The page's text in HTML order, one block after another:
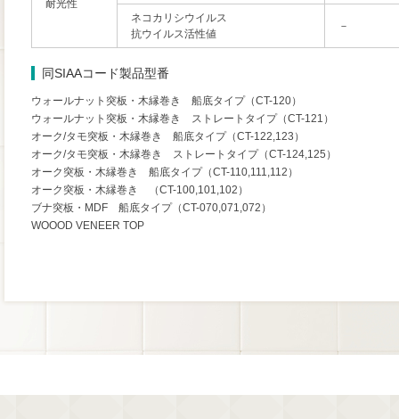
耐光性
ネコカリシウイルス
抗ウイルス活性値
－
同SIAAコード製品型番
ウォールナット突板・木縁巻き 船底タイプ（CT-120）
ウォールナット突板・木縁巻き ストレートタイプ（CT-121）
オーク/タモ突板・木縁巻き 船底タイプ（CT-122,123）
オーク/タモ突板・木縁巻き ストレートタイプ（CT-124,125）
オーク突板・木縁巻き 船底タイプ（CT-110,111,112）
オーク突板・木縁巻き （CT-100,101,102）
ブナ突板・MDF 船底タイプ（CT-070,071,072）
WOOOD VENEER TOP